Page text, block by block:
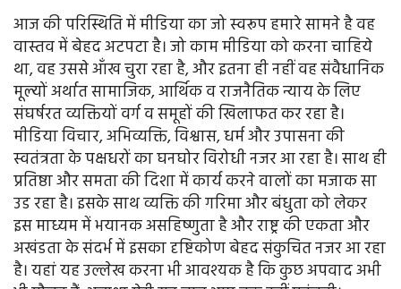
आज की परिस्थिति में मीडिया का जो स्वरूप हमारे सामने है वह
वास्तव में बेहद अटपटा है। जो काम मीडिया को करना चाहिये
था, वह उससे आँख चुरा रहा है, और इतना ही नहीं वह संवैधानिक
मूल्यों अर्थात सामाजिक, आर्थिक व राजनैतिक न्याय के लिए
संघर्षरत व्यक्तियों वर्ग व समूहों की खिलाफत कर रहा है।
मीडिया विचार, अभिव्यक्ति, विश्वास, धर्म और उपासना की
स्वतंत्रता के पक्षधरों का घनघोर विरोधी नजर आ रहा है। साथ ही
प्रतिष्ठा और समता की दिशा में कार्य करने वालों का मजाक सा
उड रहा है। इसके साथ व्यक्ति की गरिमा और बंधुता को लेकर
इस माध्यम में भयानक असहिष्णुता है और राष्ट्र की एकता और
अखंडता के संदर्भ में इसका दृष्टिकोण बेहद संकुचित नजर आ रहा
है। यहां यह उल्लेख करना भी आवश्यक है कि कुछ अपवाद अभी